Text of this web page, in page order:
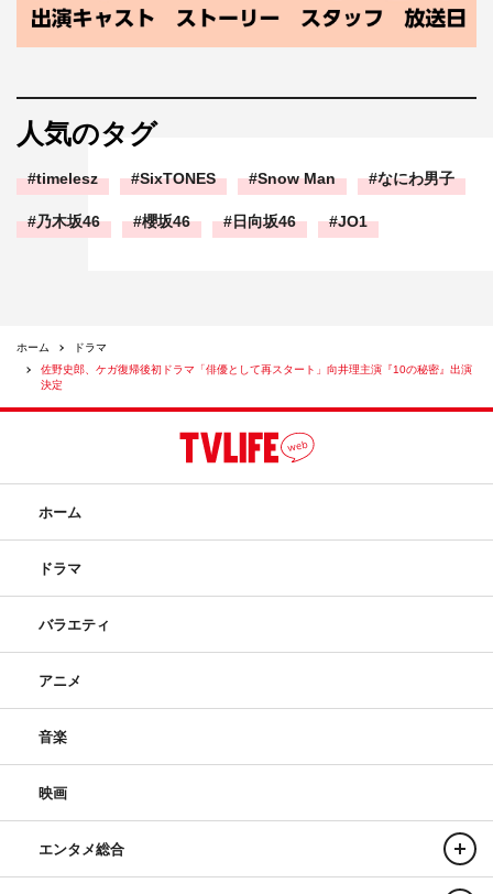
人気のタグ
timelesz SixTONES Snow Man なにわ男子
乃木坂46 櫻坂46 日向坂46 JO1
ホーム
ドラマ
佐野史郎、ケガ復帰後初ドラマ「俳優として再スタート」向井理主演『10の秘密』出演
決定
ホーム
ドラマ
バラエティ
アニメ
音楽
映画
エンタメ総合